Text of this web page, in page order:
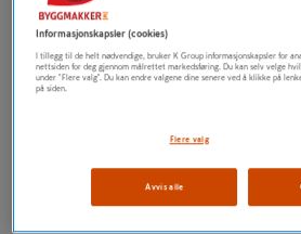
Informasjonskapsler (cookies)
I tillegg til de helt nødvendige, bruker K Group informasjonskapsler for
nettsiden for deg gjennom målrettet markedsføring. Du kan selv velge
under "Flere valg". Du kan endre valgene dine senere ved å klikke på
på siden.
Flere valg
Avvis alle